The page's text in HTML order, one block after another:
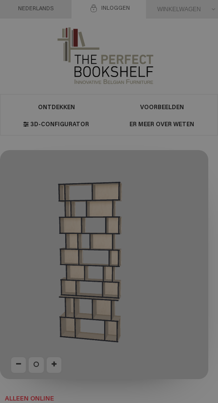
INLOGGEN
NEDERLANDS WINKELWAGEN
ONTDEKKEN VOORBEELDEN
3D-CONFIGURATOR ER MEER OVER WETEN
ALLEEN ONLINE